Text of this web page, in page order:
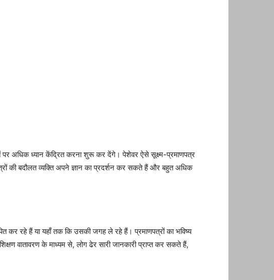
पर अधिक ध्यान केंद्रित करना शुरू कर देंगे। पेशेवर ऐसे सूक्ष्म-प्रमाणपत्र
की बदौलत व्यक्ति अपने ज्ञान का प्रदर्शन कर सकते हैं और बहुत अधिक
कर रहे हैं या यहाँ तक कि उसकी जगह ले रहे हैं। प्रमाणपत्रों का भविष्य
वातावरण के माध्यम से, लोग ढेर सारी जानकारी प्राप्त कर सकते हैं,